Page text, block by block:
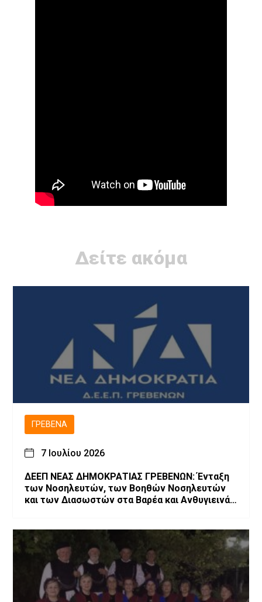
Δείτε ακόμα
ΓΡΕΒΕΝΆ
7 Ιουλίου 2026
ΔΕΕΠ ΝΕΑΣ ΔΗΜΟΚΡΑΤΙΑΣ ΓΡΕΒΕΝΩΝ: Ένταξη
των Νοσηλευτών, των Βοηθών Νοσηλευτών
και των Διασωστών στα Βαρέα και Ανθυγιεινά